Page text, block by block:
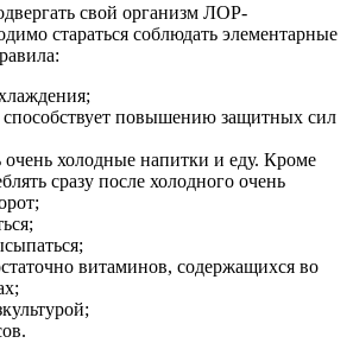
свой организм ЛОР-
стараться соблюдать элементарные
способствует повышению защитных сил
очень холодные напитки и еду. Кроме
сразу после холодного очень
витаминов, содержащихся во